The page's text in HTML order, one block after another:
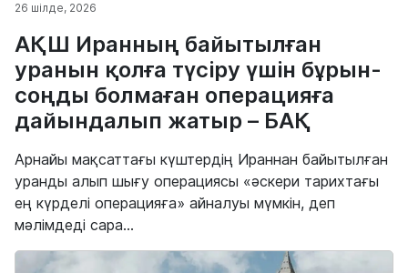
26 шілде, 2026
АҚШ Иранның байытылған
уранын қолға түсіру үшін бұрын-
соңды болмаған операцияға
дайындалып жатыр – БАҚ
Арнайы мақсаттағы күштердің Ираннан байытылған
уранды алып шығу операциясы «әскери тарихтағы
ең күрделі операцияға» айналуы мүмкін, деп
мәлімдеді сара...